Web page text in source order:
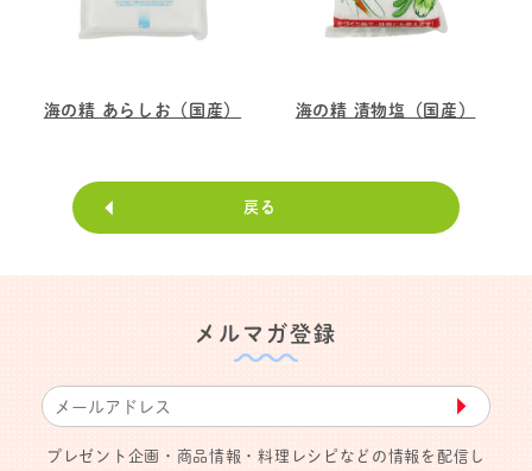
海の精 あらしお（国産） 海の精 漬物塩（国産）
戻る
メルマガ登録
▶︎
プレゼント企画・商品情報・料理レシピなどの情報を配信し